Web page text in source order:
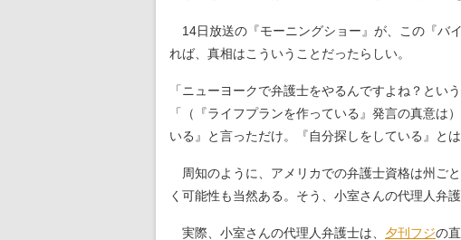
14日放送の『モーニングショー』が、この『バ
れば、真相はこういうことだったらしい。
「ニューヨークで弁護士をやるんですよね？とい
「（『ライフプランを作っている』発言の真意
いる』と言っただけ。『自分探しをしている』とは
周知のように、アメリカでの弁護士資格は州ご
く可能性も当然ある。そう、小室さんの代理人弁
実際、小室さんの代理人弁護士は、 夕刊フジの